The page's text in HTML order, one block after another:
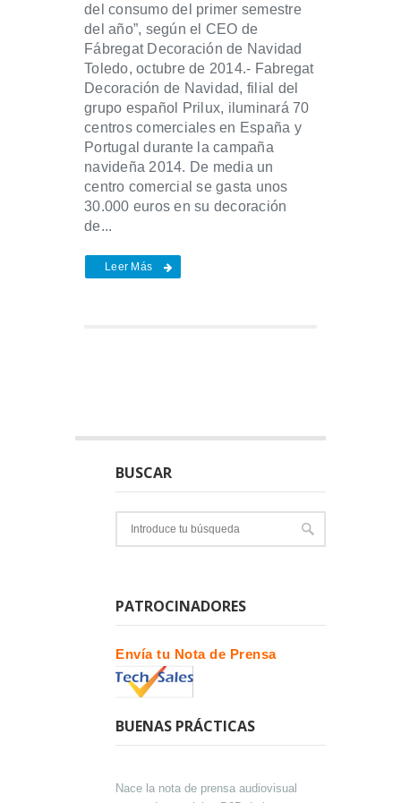
del consumo del primer semestre
del año”, según el CEO de
Fábregat Decoración de Navidad
Toledo, octubre de 2014.- Fabregat
Decoración de Navidad, filial del
grupo español Prilux, iluminará 70
centros comerciales en España y
Portugal durante la campaña
navideña 2014. De media un
centro comercial se gasta unos
30.000 euros en su decoración
de...
Leer Más
BUSCAR
PATROCINADORES
Envía tu Nota de Prensa
BUENAS PRÁCTICAS
Nace la nota de prensa audiovisual